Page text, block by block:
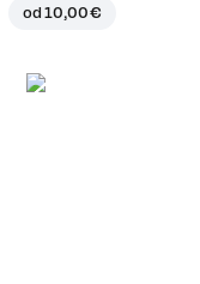
od10,00 €